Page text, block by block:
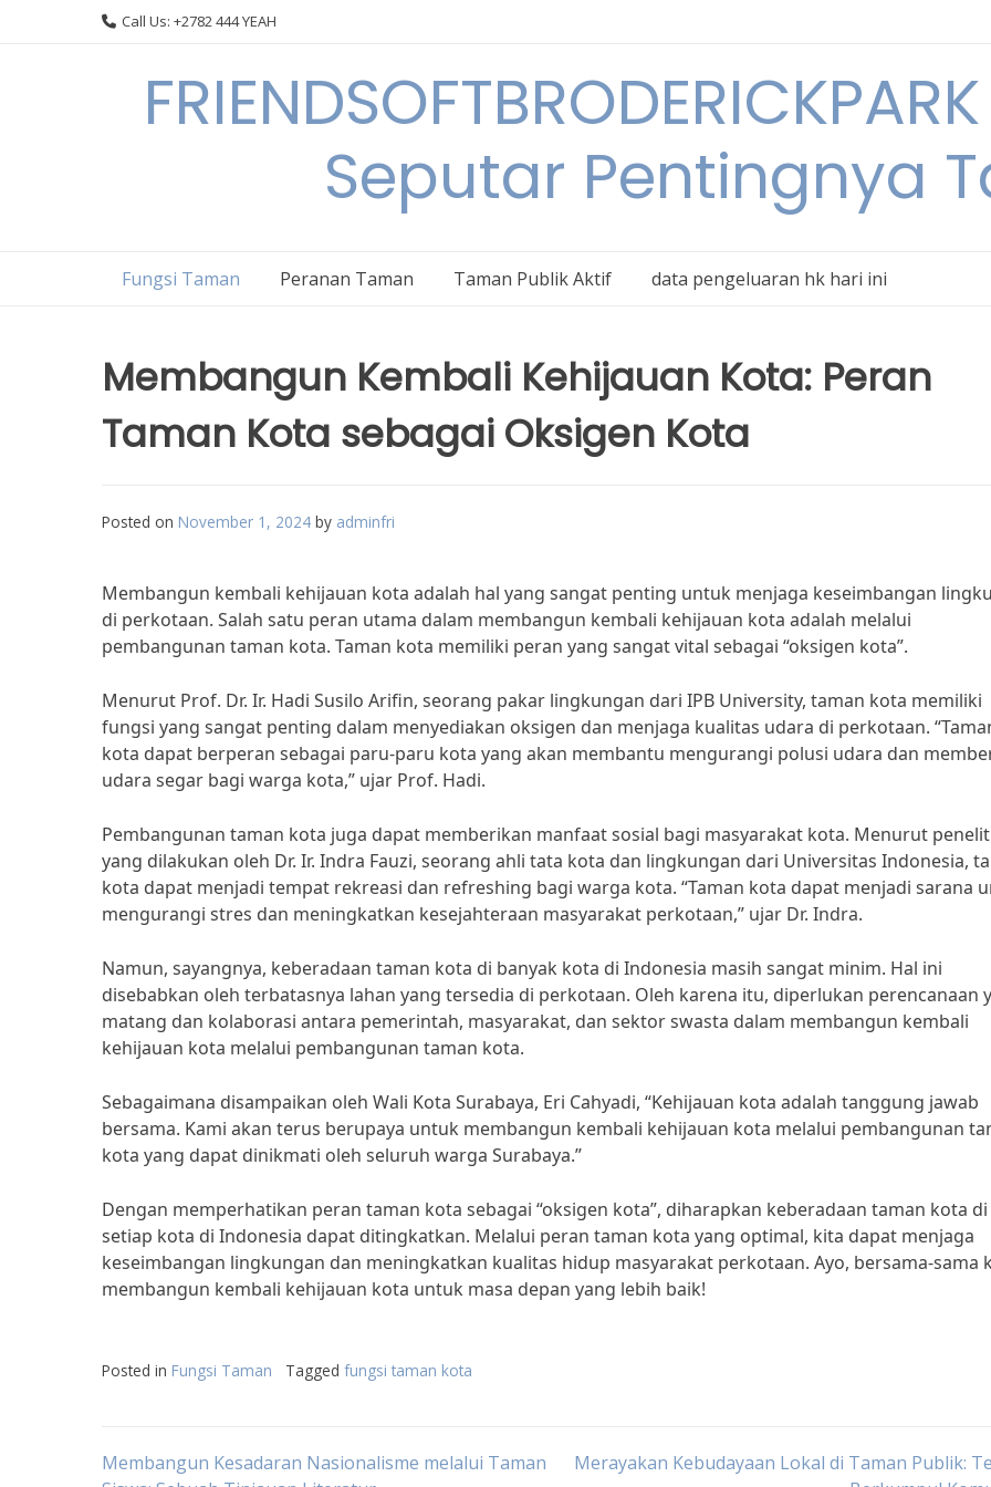
Call Us: +2782 444 YEAH
Seputar Pentingnya
Fungsi Taman Peranan Taman Taman Publik Aktif data pengeluaran hk hari ini
Membangun Kembali Kehijauan Kota: Peran
Taman Kota sebagai Oksigen Kota
Posted on November 1, 2024 by adminfri
Membangun kembali kehijauan kota adalah hal yang sangat penting untuk menjaga keseimbangan
di perkotaan. Salah satu peran utama dalam membangun kembali kehijauan kota adalah melalui
pembangunan taman kota. Taman kota memiliki peran yang sangat vital sebagai “oksigen kota”.
Menurut Prof. Dr. Ir. Hadi Susilo Arifin, seorang pakar lingkungan dari IPB University, taman kota memiliki
fungsi yang sangat penting dalam menyediakan oksigen dan menjaga kualitas udara di perkotaan.
kota dapat berperan sebagai paru-paru kota yang akan membantu mengurangi polusi udara dan
udara segar bagi warga kota,” ujar Prof. Hadi.
Pembangunan taman kota juga dapat memberikan manfaat sosial bagi masyarakat kota. Menurut
yang dilakukan oleh Dr. Ir. Indra Fauzi, seorang ahli tata kota dan lingkungan dari Universitas Indonesia,
kota dapat menjadi tempat rekreasi dan refreshing bagi warga kota. “Taman kota dapat menjadi sarana
mengurangi stres dan meningkatkan kesejahteraan masyarakat perkotaan,” ujar Dr. Indra.
Namun, sayangnya, keberadaan taman kota di banyak kota di Indonesia masih sangat minim. Hal ini
disebabkan oleh terbatasnya lahan yang tersedia di perkotaan. Oleh karena itu, diperlukan perencanaan
matang dan kolaborasi antara pemerintah, masyarakat, dan sektor swasta dalam membangun kembali
kehijauan kota melalui pembangunan taman kota.
Sebagaimana disampaikan oleh Wali Kota Surabaya, Eri Cahyadi, “Kehijauan kota adalah tanggung jawab
bersama. Kami akan terus berupaya untuk membangun kembali kehijauan kota melalui pembangunan
kota yang dapat dinikmati oleh seluruh warga Surabaya.”
Dengan memperhatikan peran taman kota sebagai “oksigen kota”, diharapkan keberadaan taman kota di
setiap kota di Indonesia dapat ditingkatkan. Melalui peran taman kota yang optimal, kita dapat menjaga
keseimbangan lingkungan dan meningkatkan kualitas hidup masyarakat perkotaan. Ayo, bersama-sama
membangun kembali kehijauan kota untuk masa depan yang lebih baik!
Posted in Fungsi Taman Tagged fungsi taman kota
Post
Membangun Kesadaran Nasionalisme melalui Taman
Merayakan Kebudayaan Lokal di Taman Publik: